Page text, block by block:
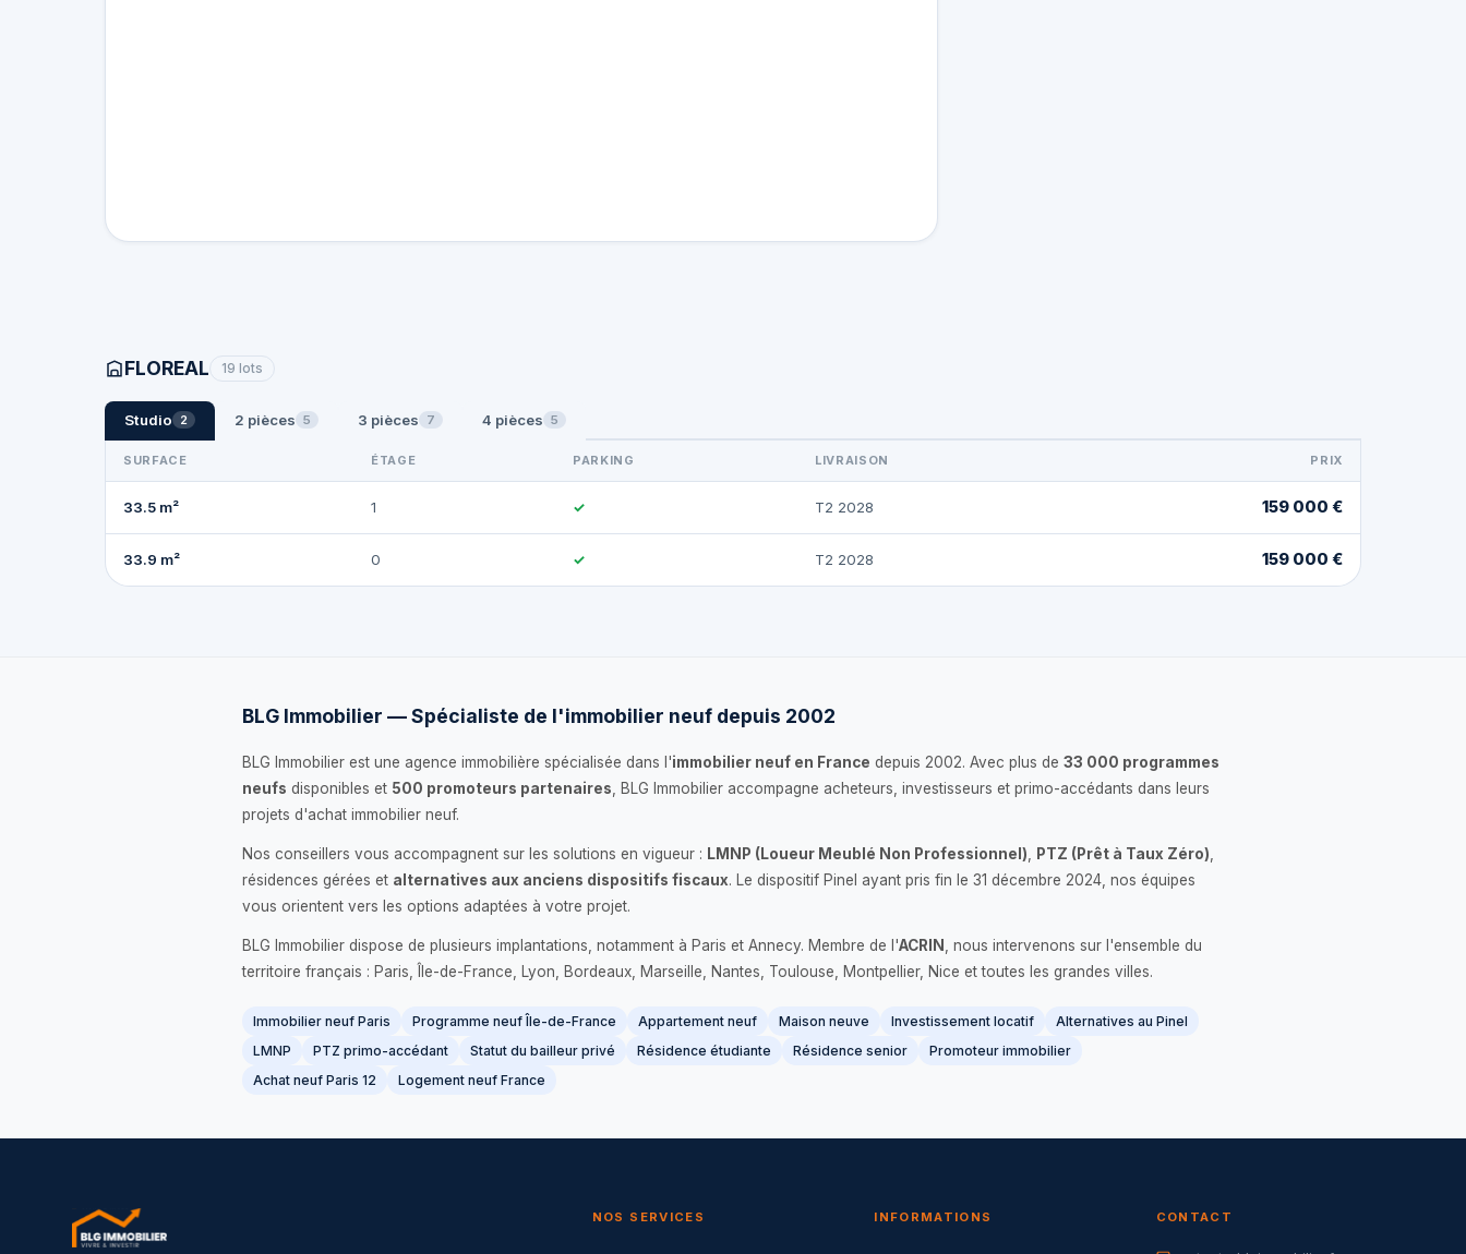
FLOREAL 19 lots
Studio 2 2 pièces 5 3 pièces 7 4 pièces 5
SURFACE ÉTAGE PARKING LIVRAISON PRIX
33.5 m² 1 ✓ T2 2028 159 000 €
33.9 m² 0 ✓ T2 2028 159 000 €
BLG Immobilier — Spécialiste de l'immobilier neuf depuis 2002
BLG Immobilier est une agence immobilière spécialisée dans l'immobilier neuf en France depuis 2002. Avec plus de 33 000 programmes
neufs disponibles et 500 promoteurs partenaires , BLG Immobilier accompagne acheteurs, investisseurs et primo-accédants dans leurs
projets d'achat immobilier neuf.
Nos conseillers vous accompagnent sur les solutions en vigueur : LMNP (Loueur Meublé Non Professionnel) PTZ (Prêt à Taux Zéro)
résidences gérées et alternatives aux anciens dispositifs fiscaux. Le dispositif Pinel ayant pris fin le 31 décembre 2024, nos équipes
vous orientent vers les options adaptées à votre projet.
BLG Immobilier dispose de plusieurs implantations, notamment à Paris et Annecy. Membre de l'ACRIN
, nous intervenons sur l'ensemble du
territoire français : Paris, Île-de-France, Lyon, Bordeaux, Marseille, Nantes, Toulouse, Montpellier, Nice et toutes les grandes villes.
Immobilier neuf Paris Programme neuf Île-de-France Appartement neuf Maison neuve Investissement locatif
Alternatives au Pinel
LMNP
PTZ primo-accédant Statut du bailleur privé Résidence étudiante Résidence senior
Promoteur immobilier
Achat neuf Paris 12
Logement neuf France
NOS SERVICES INFORMATIONS CONTACT